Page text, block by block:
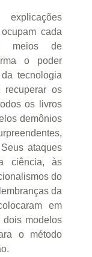
cada
meios de
o poder
tecnologia
os
os livros
demônios
ataques
ciência, às
do
da
em
modelos
o método